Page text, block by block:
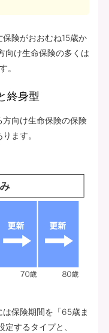
険がおおむね15歳か
向け生命保険の多くは
。
終身型
向け生命保険の保険
ます。
保険期間を「65歳ま
するタイプと、